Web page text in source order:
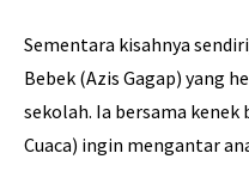
Sementara kisahnya
Bebek (Azis Gagap) yang
sekolah. Ia bersama kenek
Cuaca) ingin mengantar